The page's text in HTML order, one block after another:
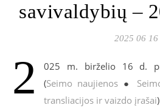
savivaldybių –
2025 06 16
2 025 m. birželio 16 d.
(Seimo naujienos ●
transliacijos ir vaizdo įrašai)